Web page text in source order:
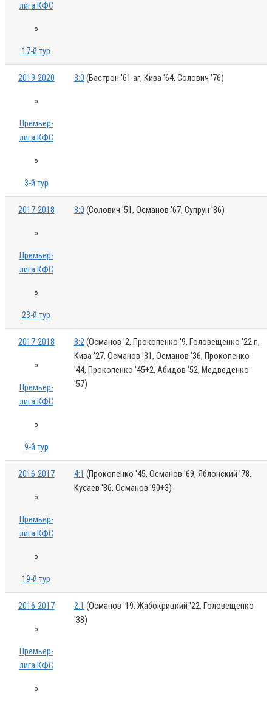
лига КФС
»
17-й тур
2019-2020
»
Премьер-
лига КФС
»
3-й тур
3:0 (Бастрон '61 аг, Кива '64, Солович '76)
2017-2018
»
Премьер-
лига КФС
»
23-й тур
3:0 (Солович '51, Османов '67, Супрун '86)
2017-2018
»
Премьер-
лига КФС
»
9-й тур
8:2(Османов '2, Прокопенко '9, Головещенко '22 п,
Кива '27, Османов '31, Османов '36, Прокопенко
'44, Прокопенко '45+2, Абидов '52, Медведенко
'57)
2016-2017
»
Премьер-
лига КФС
»
19-й тур
4:1 (Прокопенко '45, Османов '69, Яблонский '78,
Кусаев '86, Османов '90+3)
2016-2017
»
Премьер-
лига КФС
»
2:1 (Османов '19, Жабокрицкий '22, Головещенко
'38)